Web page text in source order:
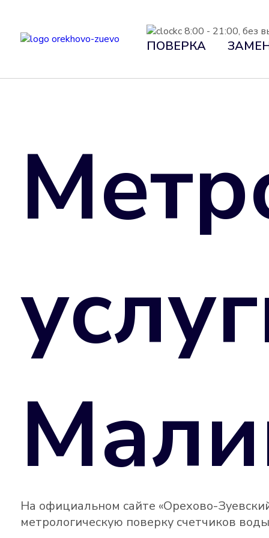
с 8:00 - 21:00, без
ПОВЕРКА
На официальном сайте «Орехово-
метрологическую поверку счетчиков